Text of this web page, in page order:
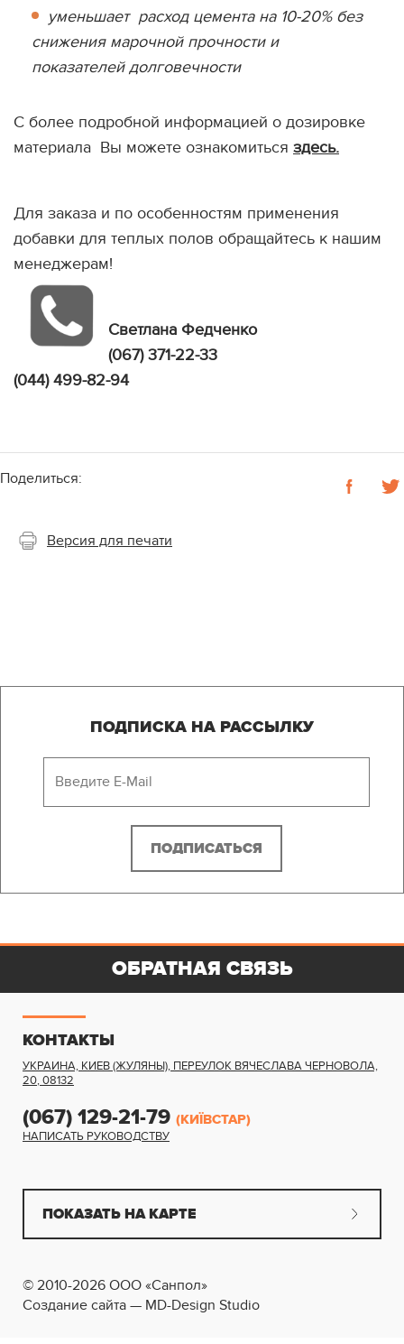
уменьшает расход цемента на 10-20% без
снижения марочной прочности и
показателей долговечности
С более подробной информацией о дозировке
материала Вы можете ознакомиться здесь.
Для заказа и по особенностям применения
добавки для теплых полов обращайтесь к нашим
менеджерам!
Светлана Федченко
(067) 371-22-33
(044) 499-82-94
Поделиться:
Версия для печати
ПОДПИСКА НА РАССЫЛКУ
КОНТАКТЫ
УКРАИНА, КИЕВ (ЖУЛЯНЫ), ПЕРЕУЛОК ВЯЧЕСЛАВА ЧЕРНОВОЛА,
20,08132
(067) 129-21-79 (КИЇВСТАР)
НАПИСАТЬ РУКОВОДСТВУ
ПОКАЗАТЬ НА КАРТЕ
© 2010-2026 ООО «Санпол»
Создание сайта — MD-Design Studio
ОБРАТНАЯ СВЯЗЬ